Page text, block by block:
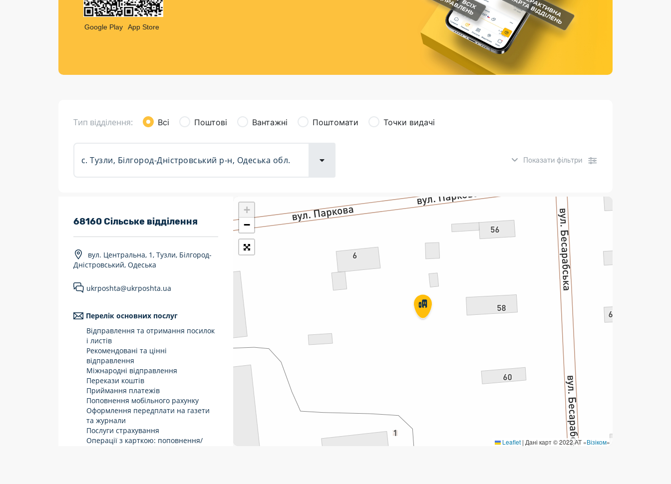
Листи та листівки
Кур’єрська доставка
Страхові послуги
Каталог «Укрпошта Маркет»
Google Play App Store
Тип відділення: Всі Поштові Вантажні Поштомати Точки видачі
Показати фільтри
7 днів на тиждень
Працюють після 19:00
Поштові послуги:
Укрпошта Стандарт/тариф «Базовий»
Доставка за межі України
Термінові перекази
68160 Сільське відділення
вул. Центральна, 1, Тузли, Білгород-
Дністровський, Одеська
ukrposhta@ukrposhta.ua
Перелік основних послуг
Відправлення та отримання посилок
і листів
Рекомендовані та цінні
відправлення
Міжнародні відправлення
Перекази коштів
Приймання платежів
Поповнення мобільного рахунку
Оформлення передплати на газети
та журнали
Послуги страхування
Операції з карткою: поповнення/
+
−
Leaflet | Дані карт © 2022 АТ «Візіком»